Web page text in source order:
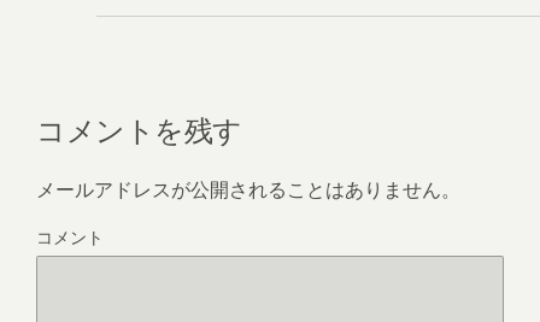
コメントを残す
メールアドレスが公開されることはありません。
コメント